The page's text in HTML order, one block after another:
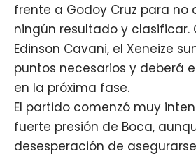
frente a Godoy Cruz para no
ningún resultado y clasificar.
Edinson Cavani, el Xeneize
puntos necesarios y deberá
en la próxima fase.
El partido comenzó muy
fuerte presión de Boca,
desesperación de